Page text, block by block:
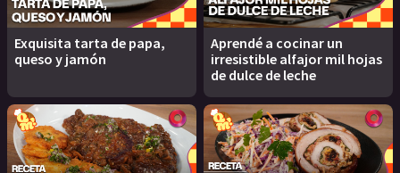
Exquisita tarta de papa,
queso y jamón
Aprendé a cocinar un
irresistible alfajor mil hojas
de dulce de leche